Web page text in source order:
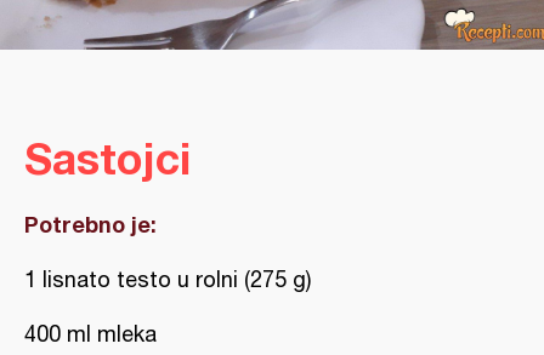
Sastojci
Potrebno je:
1 lisnato testo u rolni (275 g)
400 ml mleka